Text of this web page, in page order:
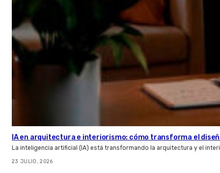
IA en arquitectura e interiorismo: cómo transforma el
La inteligencia artificial (IA) está transformando la arquitectura y el
23 JULIO, 2026